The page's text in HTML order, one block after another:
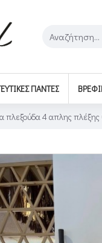
ΠΆΝΤΕΣ
πλεξούδα 4 απλης